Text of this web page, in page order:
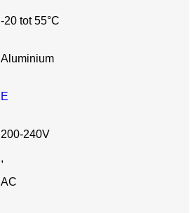
-20 tot 55°C
Aluminium
E
200-240V
,
AC